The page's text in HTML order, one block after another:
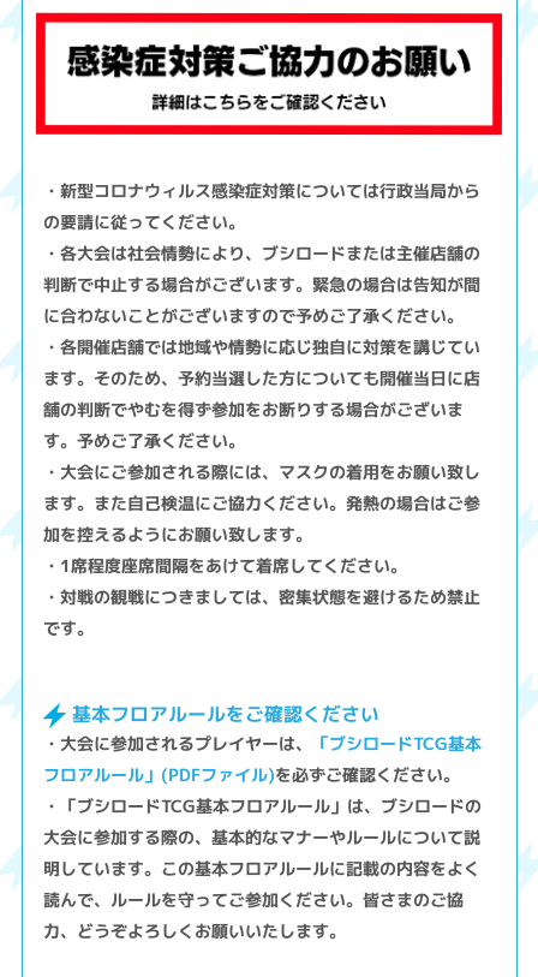
・新型コロナウィルス感染症対策については行政当局から
の要請に従ってください。
・各大会は社会情勢により、ブシロードまたは主催店舗の
判断で中止する場合がございます。緊急の場合は告知が間
に合わないことがございますので予めご了承ください。
・各開催店舗では地域や情勢に応じ独自に対策を講じてい
ます。そのため、予約当選した方についても開催当日に店
舗の判断でやむを得ず参加をお断りする場合がございま
す。予めご了承ください。
・大会にご参加される際には、マスクの着用をお願い致し
ます。また自己検温にご協力ください。発熱の場合はご参
加を控えるようにお願い致します。
・1席程度座席間隔をあけて着席してください。
・対戦の観戦につきましては、密集状態を避けるため禁止
です。
基本フロアルールをご確認ください
・大会に参加されるプレイヤーは、
「ブシロードTCG基本
フロアルール」(PDFファイル)を必ずご確認ください。
・「ブシロードTCG基本フロアルール」は、ブシロードの
大会に参加する際の、基本的なマナーやルールについて説
明しています。この基本フロアルールに記載の内容をよく
読んで、ルールを守ってご参加ください。皆さまのご協
力、どうぞよろしくお願いいたします。